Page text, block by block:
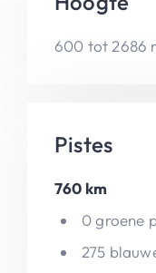
600 tot 2686
Pistes
760 km
0 groene
275